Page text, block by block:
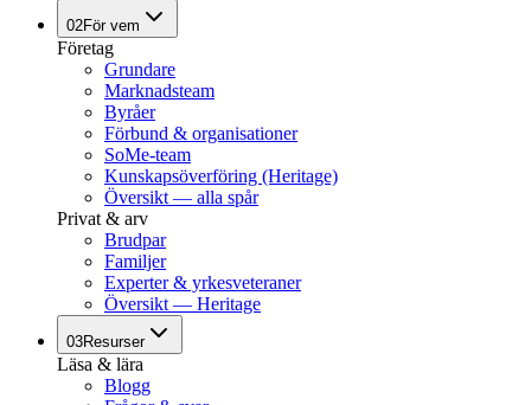
02För vem
Företag
Grundare
Marknadsteam
Byråer
Förbund & organisationer
SoMe-team
Kunskapsöverföring (Heritage)
Översikt — alla spår
Privat & arv
Brudpar
Familjer
Experter & yrkesveteraner
Översikt — Heritage
03Resurser
Läsa & lära
Blogg